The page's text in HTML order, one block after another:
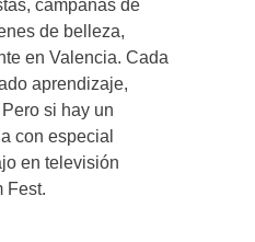
campañas de
de belleza,
en Valencia. Cada
aprendizaje,
si hay un
con especial
en televisión
Fest.